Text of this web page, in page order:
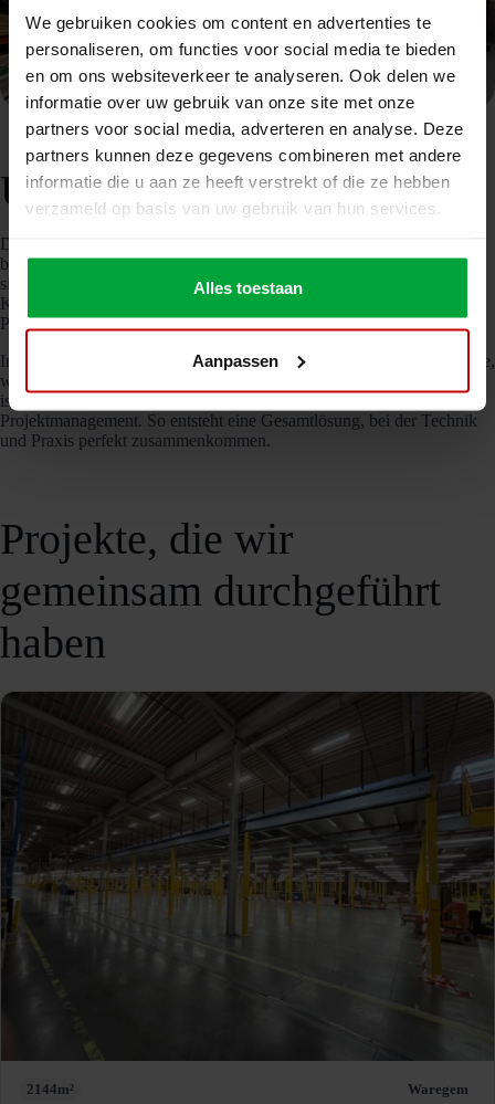
We gebruiken cookies om content en advertenties te
personaliseren, om functies voor social media te bieden
en om ons websiteverkeer te analyseren. Ook delen we
informatie over uw gebruik van onze site met onze
partners voor social media, adverteren en analyse. Deze
partners kunnen deze gegevens combineren met andere
informatie die u aan ze heeft verstrekt of die ze hebben
verzameld op basis van uw gebruik van hun services.
Alles toestaan
Aanpassen
Unsere Zusammenarbeit
Die Zusammenarbeit zwischen Nolte Mezzanine und Metal Rack
basiert auf einem gemeinsamen Ziel: die Schaffung praktischer,
sicherer und skalierbarer Lagerlösungen. Durch die Bündelung der
Kräfte helfen beide Unternehmen, die Lagerkapazität zu erhöhen und
Prozesse zu optimieren.
In dieser Partnerschaft liefert Nolte Mezzanine die Zwischengeschosse,
während Metal Rack für die gesamte Lagereinrichtung verantwortlich
ist – von Regalen und Werkstattausstattung bis hin zu Montage und
Projektmanagement. So entsteht eine Gesamtlösung, bei der Technik
und Praxis perfekt zusammenkommen.
Projekte, die wir
gemeinsam durchgeführt
haben
2144m² Waregem